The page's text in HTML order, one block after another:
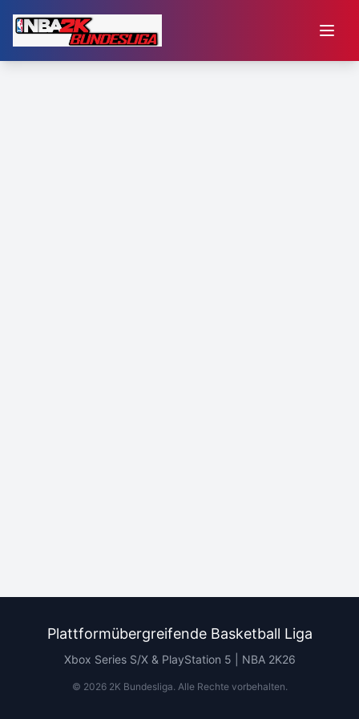
Plattformübergreifende Basketball Liga
Xbox Series S/X & PlayStation 5 | NBA 2K26
© 20262K Bundesliga. Alle Rechte vorbehalten.